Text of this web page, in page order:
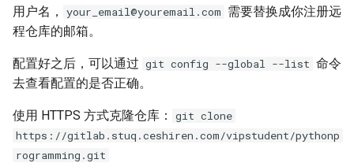
用户名，
your_email@youremail.com 需要替换成你注册远
程仓库的邮箱。
配置好之后，可以通过 git config --global --list 命令
去查看配置的是否正确。
使用 HTTPS 方式克隆仓库：
git clone
https://gitlab.stuq.ceshiren.com/vipstudent/pythonp
rogramming.git